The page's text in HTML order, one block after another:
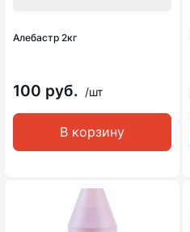
Алебастр 2кг
100 руб. /шт
В корзину